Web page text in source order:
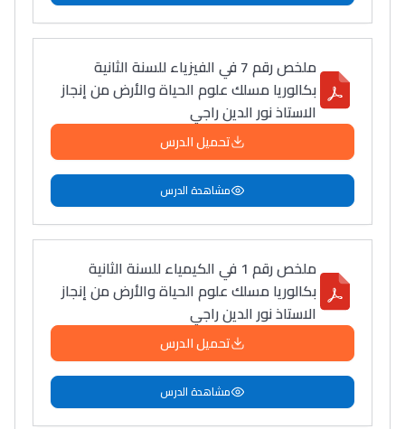
ملخص رقم 7 في الفيزياء للسنة الثانية
بكالوريا مسلك علوم الحياة والأرض من إنجاز
الاستاذ نور الدين راجي
تحميل الدرس
مشاهدة الدرس
ملخص رقم 1 في الكيمياء للسنة الثانية
بكالوريا مسلك علوم الحياة والأرض من إنجاز
الاستاذ نور الدين راجي
تحميل الدرس
مشاهدة الدرس